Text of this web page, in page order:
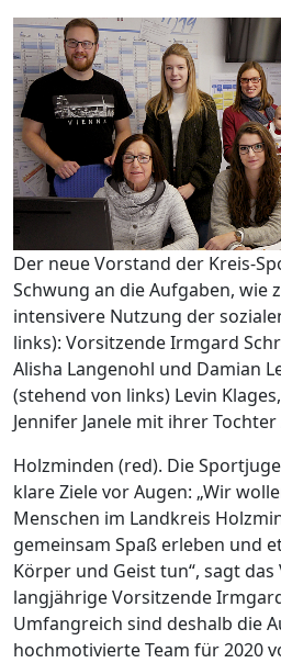
Der neue Vorstand der Kreis-
Schwung an die Aufgaben, wie
intensivere Nutzung der
links): Vorsitzende Irmgard
Alisha Langenohl und Damian
(stehend von links) Levin
Jennifer Janele mit ihrer
Holzminden (red). Die
klare Ziele vor Augen: „Wir
Menschen im Landkreis
gemeinsam Spaß erleben und
Körper und Geist tun“, sagt
langjährige Vorsitzende
Umfangreich sind deshalb die
hochmotivierte Team für 2020